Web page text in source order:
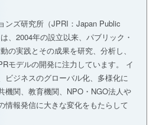
ンズ研究所（JPRI：Japan Public
、2004年の設立以来、パブリック・
の実践とその成果を研究、分析し、
モデルの開発に注力しています。 イ
ビジネスのグローバル化、多様化に
機関、教育機関、NPO・NGO法人や
情報発信に大きな変化をもたらして